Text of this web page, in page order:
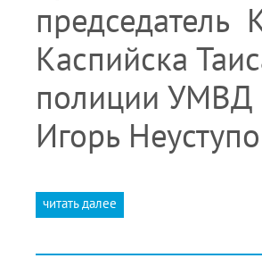
председатель
Каспийска
полиции УМВД
Игорь
читать далее